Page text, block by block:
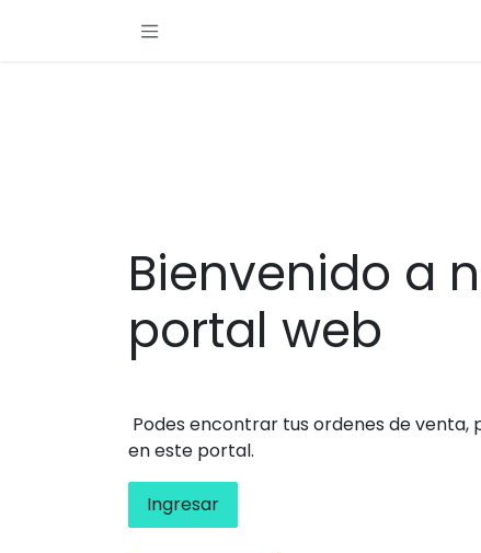
Bienvenido a
portal web
Podes encontrar tus ordenes de venta,
en este portal.
Ingresar